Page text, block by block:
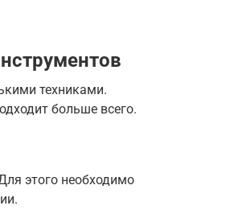
техниками.
больше всего.
этого необходимо